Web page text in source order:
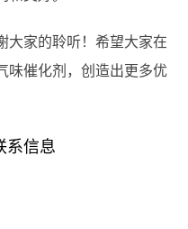
大家的聆听！希望大家在
味催化剂，创造出更多优
系信息